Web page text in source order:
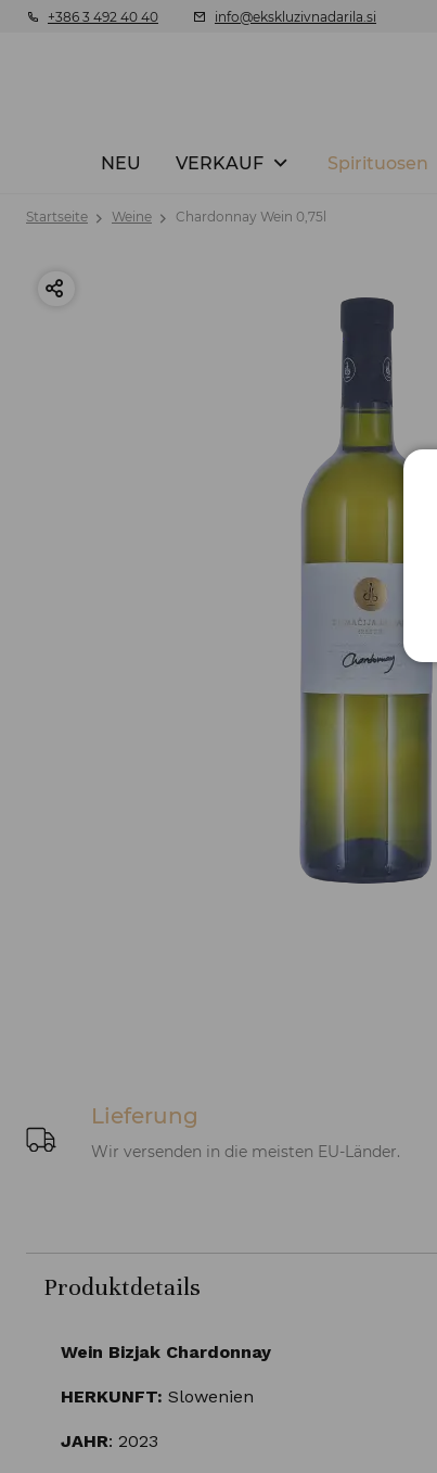
+386 3 492 40 40 info@ekskluzivnadarila.si
NEU VERKAUF Spirituosen
Startseite Weine Chardonnay Wein 0,75l
Lieferung
Wir versenden in die meisten EU-Länder.
Produktdetails
Wein Bizjak Chardonnay
HERKUNFT: Slowenien
JAHR: 2023